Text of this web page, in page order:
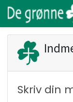
Skriv din